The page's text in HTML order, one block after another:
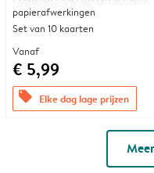
papierafwerkingen
Set van 10 kaarten
Vanaf
€ 5,99
offers Elke dag lage prijzen